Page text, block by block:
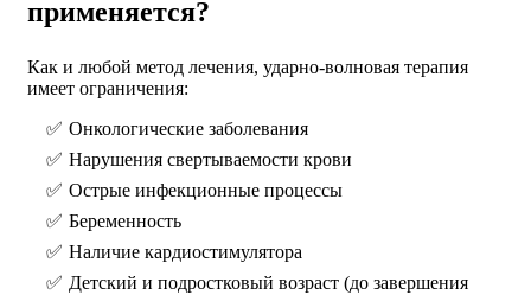
применяется?
Как и любой метод лечения, ударно-волновая терапия
имеет ограничения:
Онкологические заболевания
Нарушения свертываемости крови
Острые инфекционные процессы
Беременность
Наличие кардиостимулятора
Детский и подростковый возраст (до завершения